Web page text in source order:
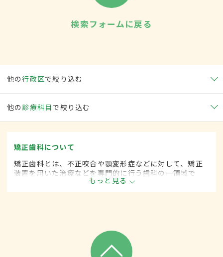
検索フォームに戻る
他の行政区で絞り込む
他の 診療科目で絞り込む
矯正歯科について
矯正歯科とは、不正咬合や顎変形症などに対して、矯正
装置を用いた治療などを専門的に行う歯科の一領域で
もっと見る